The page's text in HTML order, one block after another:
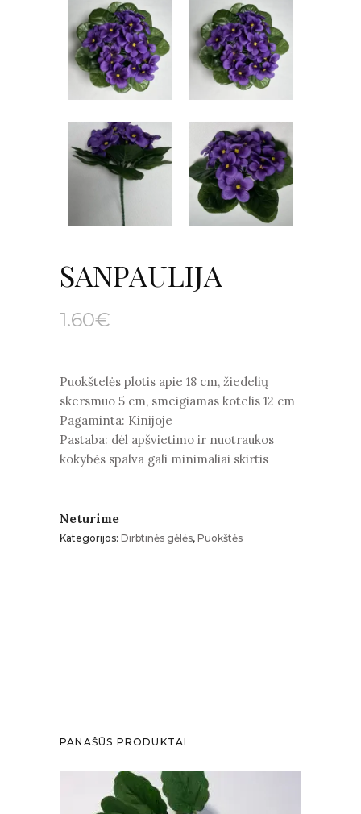
SANPAULIJA
1.60€
Puokštelės plotis apie 18 cm, žiedelių
skersmuo 5 cm, smeigiamas kotelis 12 cm
Pagaminta: Kinijoje
Pastaba: dėl apšvietimo ir nuotraukos
kokybės spalva gali minimaliai skirtis
Neturime
Kategorijos: Dirbtinės gėlės, Puokštės
PANAŠŪS PRODUKTAI